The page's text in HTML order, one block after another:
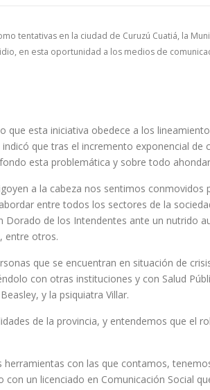
tentativas en la ciudad de Curuzú Cuatiá, la
en esta oportunidad a los medios de
esta iniciativa obedece a los
que tras el incremento exponencial
esta problemática y sobre todo
a la cabeza nos sentimos
entre todos los sectores de la
Dorado de los Intendentes ante un
entre otros.
que se encuentran en situación de
con otras instituciones y con Salud
y la psiquiatra Villar.
de la provincia, y entendemos que el
con las que contamos,
un licenciado en Comunicación Social